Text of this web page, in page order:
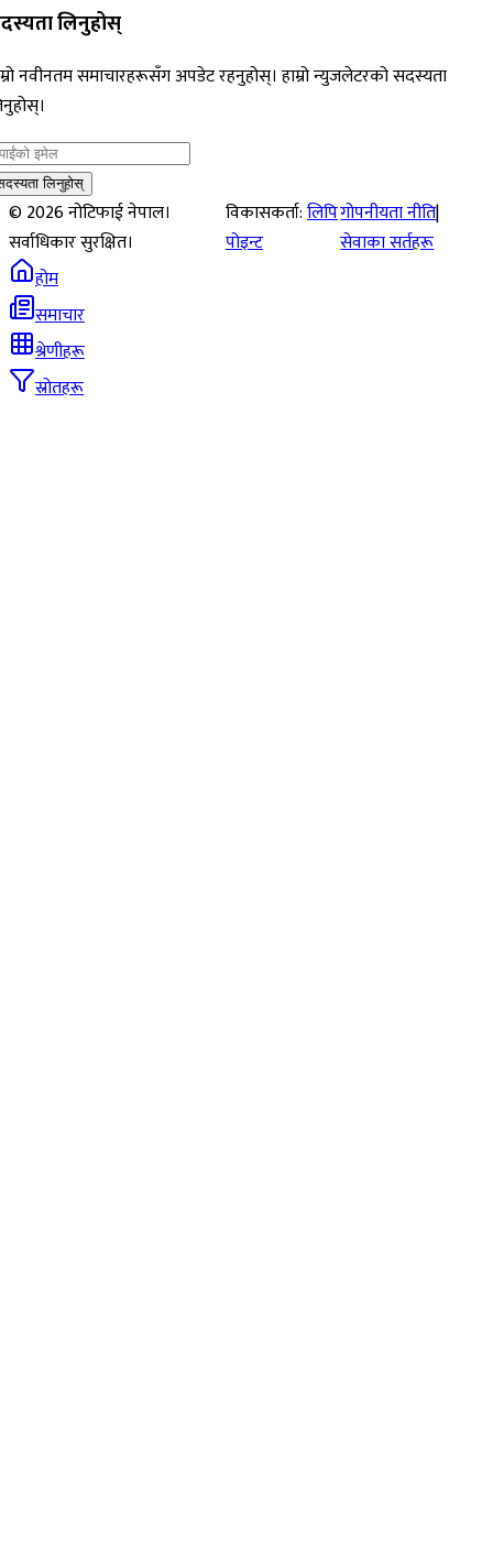
लिनुहोस्
नवीनतम समाचारहरूसँग अपडेट रहनुहोस्। हाम्रो न्युजलेटरको सदस्यता
लिनुहोस्
©2026नोटिफाई नेपाल।
सर्वाधिकार सुरक्षित।
विकासकर्ता:लिपि
पोइन्ट
गोपनीयता नीति|
सेवाका सर्तहरू
होम
समाचार
श्रेणीहरू
स्रोतहरू